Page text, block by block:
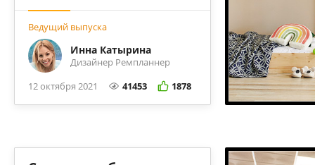
Ведущий выпуска
Инна Катырина
Дизайнер Ремпланнер
12 октября 2021
41453 1878
планировок.